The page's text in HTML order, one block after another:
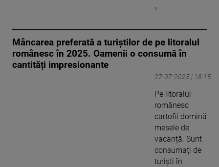
›
Mâncarea preferată a turiștilor de pe litoralul
românesc în 2025. Oamenii o consumă în
cantități impresionante
27-07-2025 | 18:15
Pe litoralul
românesc
cartofii domină
mesele de
vacanță. Sunt
consumați de
turiști în